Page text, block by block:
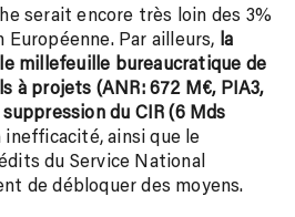
serait encore très loin des 3%
Européenne. Par ailleurs, la
millefeuille bureaucratique de
à projets (ANR: 672 M€, PIA3,
du CIR (6 Mds
ainsi que le
du Service National
de débloquer des moyens.